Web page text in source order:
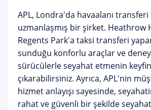
APL, Londra'da havaalanı
uzmanlaşmış bir şirket. Heathrow
Regents Park'a taksi transferi
sunduğu konforlu araçlar ve
sürücülerle seyahat etmenin
çıkarabilirsiniz. Ayrıca, APL'nin
hizmet anlayışı sayesinde,
rahat ve güvenli bir şekilde